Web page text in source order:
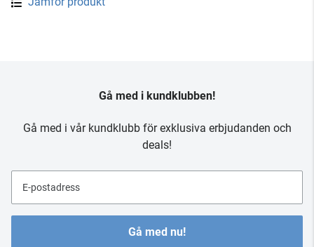
Gå med i kundklubben!
Gå med i vår kundklubb för exklusiva erbjudanden och
deals!
E-postadress
Gå med nu!